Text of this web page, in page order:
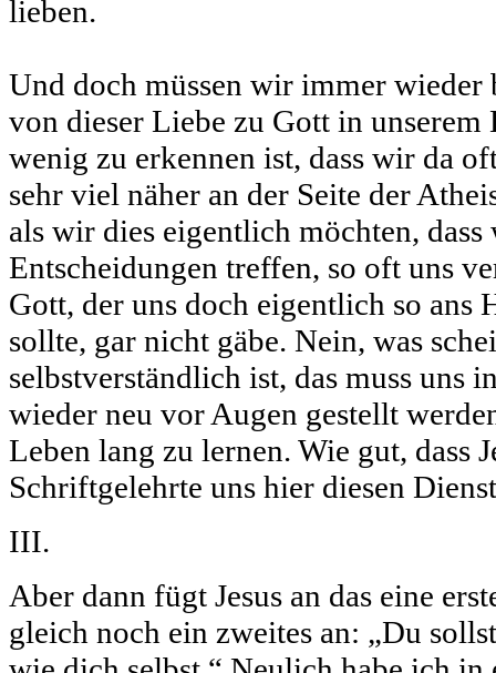
lieben.
Und doch müssen wir immer wieder
von dieser Liebe zu Gott in unserem
wenig zu erkennen ist, dass wir da
sehr viel näher an der Seite der
als wir dies eigentlich möchten,
Entscheidungen treffen, so oft uns
Gott, der uns doch eigentlich so ans
sollte, gar nicht gäbe. Nein, was
selbstverständlich ist, das muss uns
wieder neu vor Augen gestellt
Leben lang zu lernen. Wie gut, dass
Schriftgelehrte uns hier diesen
III.
Aber dann fügt Jesus an das eine
gleich noch ein zweites an: „Du